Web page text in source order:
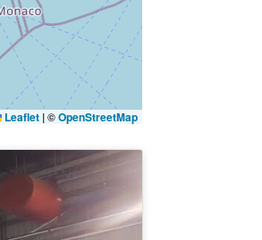
Leaflet |©OpenStreetMap